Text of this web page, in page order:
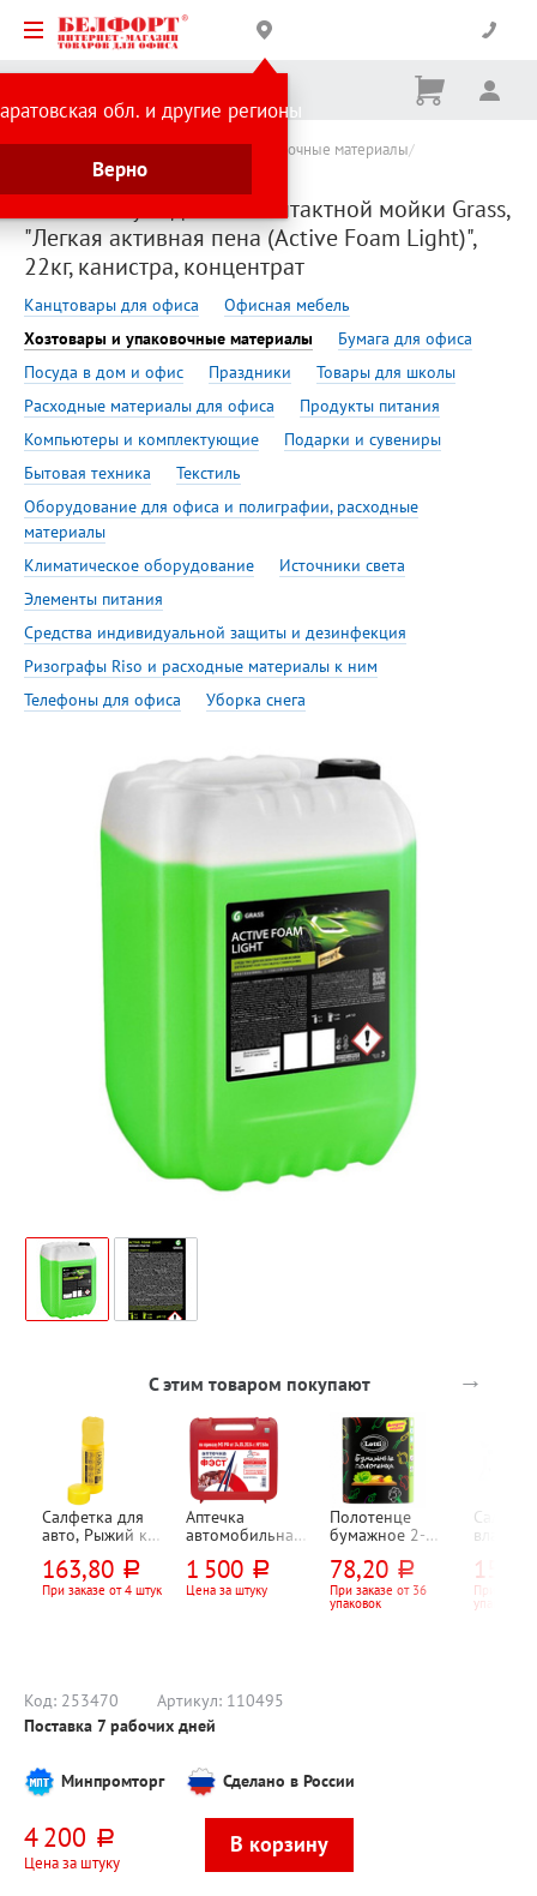
обл. и другие регионы
Верно
Корзина
Ничего
Сделано в России Хозтовары и упаковочные материалы
Автоаксессуары
Автошампунь для бесконтактной мойки Grass,
"Легкая активная пена (Active Foam Light)",
22кг, канистра, концентрат
Канцтовары для офиса
Офисная мебель
Хозтовары и упаковочные материалы
Бумага для офиса
Посуда в дом и офис
Праздники
Товары для школы
Расходные материалы для офиса
Продукты питания
Компьютеры и комплектующие
Подарки и сувениры
Бытовая техника
Текстиль
Оборудование для офиса и полиграфии, расходные
материалы
Климатическое оборудование
Источники света
Элементы питания
Средства индивидуальной защиты и дезинфекция
Ризографы Riso и расходные материалы к ним
Телефоны для офиса
Уборка снега
С этим товаром покупают →
Салфетка для
авто, Рыжий кот,
замша
искусственная,
163,80 руб.
При заказе от 4 штук
Аптечка
автомобильная,
состав по
приказу 260н
1 500 руб.
Цена за штуку
Полотенце
бумажное 2-
"Черный (Black)",
белое, 12м,
24см*23см, 50л,
78,20 руб.
При заказе от 36
упаковок
влажные
вера", с
При
упаковок
Код: 253470 Артикул: 110495
Поставка 7 рабочих дней
Минпромторг Сделано в России
4 200 руб.
Цена за штуку